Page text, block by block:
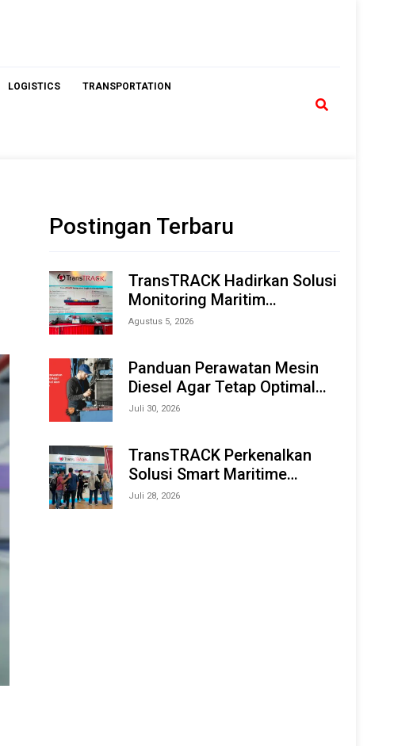
LOGISTICS TRANSPORTATION
Postingan Terbaru
TransTRACK Hadirkan Solusi
Monitoring Maritim
Terintegrasi Berbasis AI &
Offshore Expo (IMOX) 2026
Agustus 5, 2026
Panduan Perawatan Mesin
Diesel Agar Tetap Optimal
dan Tahan Lama
Juli 30, 2026
TransTRACK Perkenalkan
Solusi Smart Maritime
Monitoring Berbasis AI dan
Juli 28, 2026